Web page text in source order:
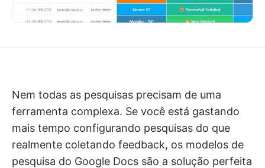
Nem todas as pesquisas precisam de uma
ferramenta complexa. Se você está gastando
mais tempo configurando pesquisas do que
realmente coletando feedback, os modelos de
pesquisa do Google Docs são a solução perfeita